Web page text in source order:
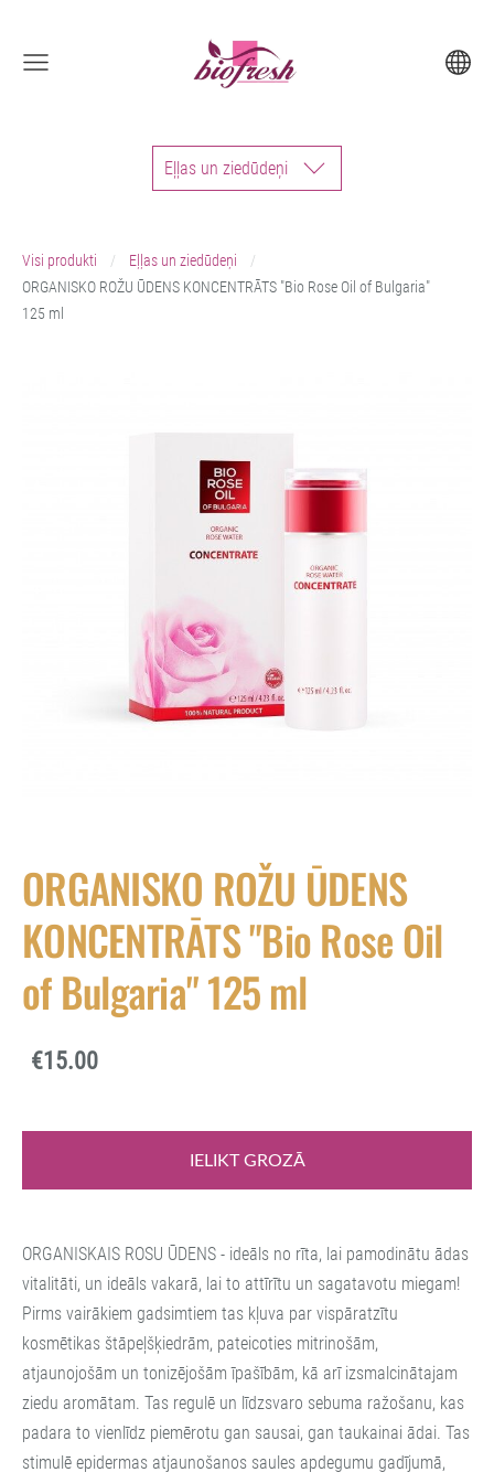
Eļļas un ziedūdeņi
Visi produkti
Eļļas un ziedūdeņi
ORGANISKO ROŽU ŪDENS KONCENTRĀTS "Bio Rose Oil of Bulgaria"
125 ml
ORGANISKO ROŽU ŪDENS
KONCENTRĀTS "Bio Rose Oil
of Bulgaria" 125 ml
€15.00
IELIKT GROZĀ
ORGANISKAIS ROSU ŪDENS - ideāls no rīta, lai pamodinātu ādas
vitalitāti, un ideāls vakarā, lai to attīrītu un sagatavotu miegam!
Pirms vairākiem gadsimtiem tas kļuva par vispāratzītu
kosmētikas štāpeļšķiedrām, pateicoties mitrinošām,
atjaunojošām un tonizējošām īpašībām, kā arī izsmalcinātajam
ziedu aromātam. Tas regulē un līdzsvaro sebuma ražošanu, kas
padara to vienlīdz piemērotu gan sausai, gan taukainai ādai. Tas
stimulē epidermas atjaunošanos saules apdegumu gadījumā,